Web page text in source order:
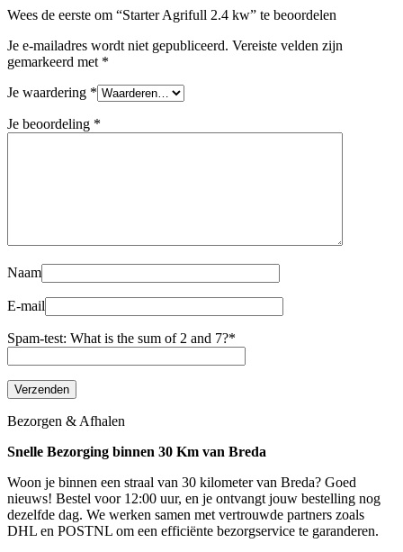
Wees de eerste om “Starter Agrifull 2.4 kw” te beoordelen
Je e-mailadres wordt niet gepubliceerd. Vereiste velden zijn
gemarkeerd met *
Je waardering *
Je beoordeling *
Naam
E-mail
Spam-test: What is the sum of 2 and 7?*
Bezorgen & Afhalen
Snelle Bezorging binnen 30 Km van Breda
Woon je binnen een straal van 30 kilometer van Breda? Goed
nieuws! Bestel voor 12:00 uur, en je ontvangt jouw bestelling nog
dezelfde dag. We werken samen met vertrouwde partners zoals
DHL en POSTNL om een efficiënte bezorgservice te garanderen.